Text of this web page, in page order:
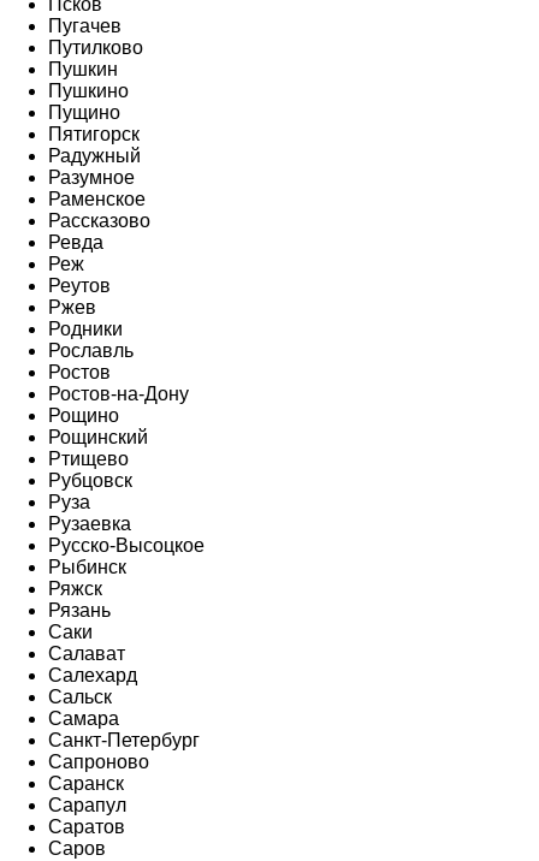
Псков
Пугачев
Путилково
Пушкин
Пушкино
Пущино
Пятигорск
Радужный
Разумное
Раменское
Рассказово
Ревда
Реж
Реутов
Ржев
Родники
Рославль
Ростов
Ростов-на-Дону
Рощино
Рощинский
Ртищево
Рубцовск
Руза
Рузаевка
Русско-Высоцкое
Рыбинск
Ряжск
Рязань
Саки
Салават
Салехард
Сальск
Самара
Санкт-Петербург
Сапроново
Саранск
Сарапул
Саратов
Саров